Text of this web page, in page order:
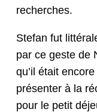
recherches.
Ste­fan fut
par ce geste de
qu’il était
présen­ter à la
pour le petit